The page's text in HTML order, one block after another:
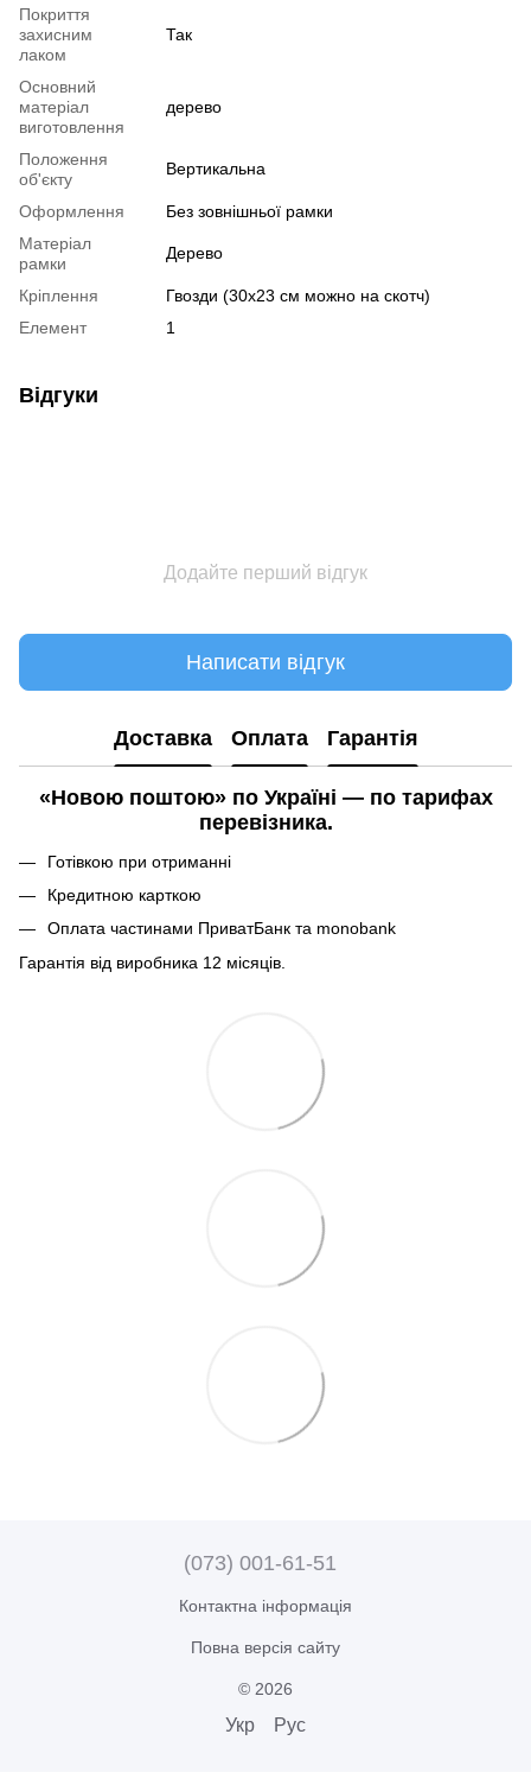
Покриття
захисним
лаком
Так
Основний
матеріал
виготовлення
дерево
Положення
об'єкту
Вертикальна
Оформлення
Без зовнішньої рамки
Матеріал
рамки
Дерево
Кріплення
Гвозди (30х23 см можно на скотч)
Елемент
1
Відгуки
Додайте перший відгук
Написати відгук
Доставка Оплата Гарантія
«Новою поштою» по Україні — по тарифах
перевізника.
Готівкою при отриманні
Кредитною карткою
Оплата частинами ПриватБанк та monobank
Гарантія від виробника 12 місяців.
(073) 001-61-51
Контактна інформація
Повна версія сайту
© 2026
Укр Рус